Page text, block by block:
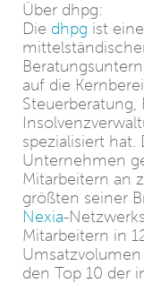
Über dhpg:
Die dhpg ist
auf die
Steuerberatung,
spezialisiert hat.
Unternehmen
Mitarbeitern an
größten seiner
Nexia-
Mitarbeitern in
den Top 10 der